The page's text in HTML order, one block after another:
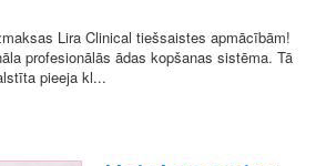
Lira Clinical tiešsaistes apmācībām!
profesionālās ādas kopšanas sistēma. Tā
pieeja kl...